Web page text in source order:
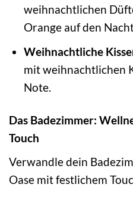
weihnachtlichen
Orange auf den
Weihnachtliche
mit weihnachtlichen
Note.
Das Badezimmer:
Touch
Verwandle dein
Oase mit festlichem